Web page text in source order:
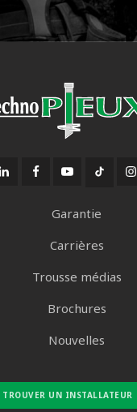
Garantie
Carrières
Trousse médias
Brochures
Nouvelles
TROUVER UN INSTALLATEUR